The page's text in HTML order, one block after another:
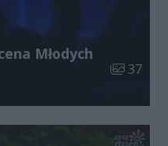
Młodych
Liczba
37